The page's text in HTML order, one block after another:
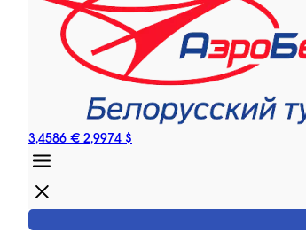
3,4586 € 2,9974 $